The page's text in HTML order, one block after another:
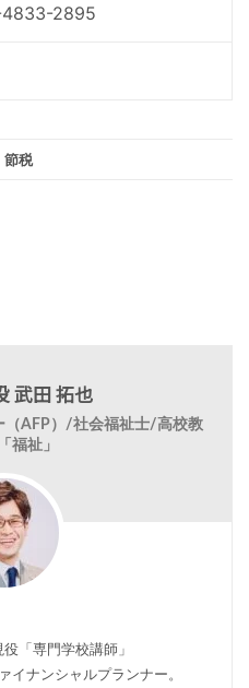
2895
節税
武田 拓也
（AFP）/社会福祉士/高校教
福祉」
「専門学校講師」
イナンシャルプランナー。